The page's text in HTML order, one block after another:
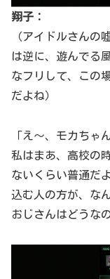
翔子：
（アイドルさんの
は逆に、遊んでる
なフリして、この
だよね）
「え～、モカち
私はまあ、高校の
ないくらい普通だ
込む人の方が、な
おじさんはどうなの